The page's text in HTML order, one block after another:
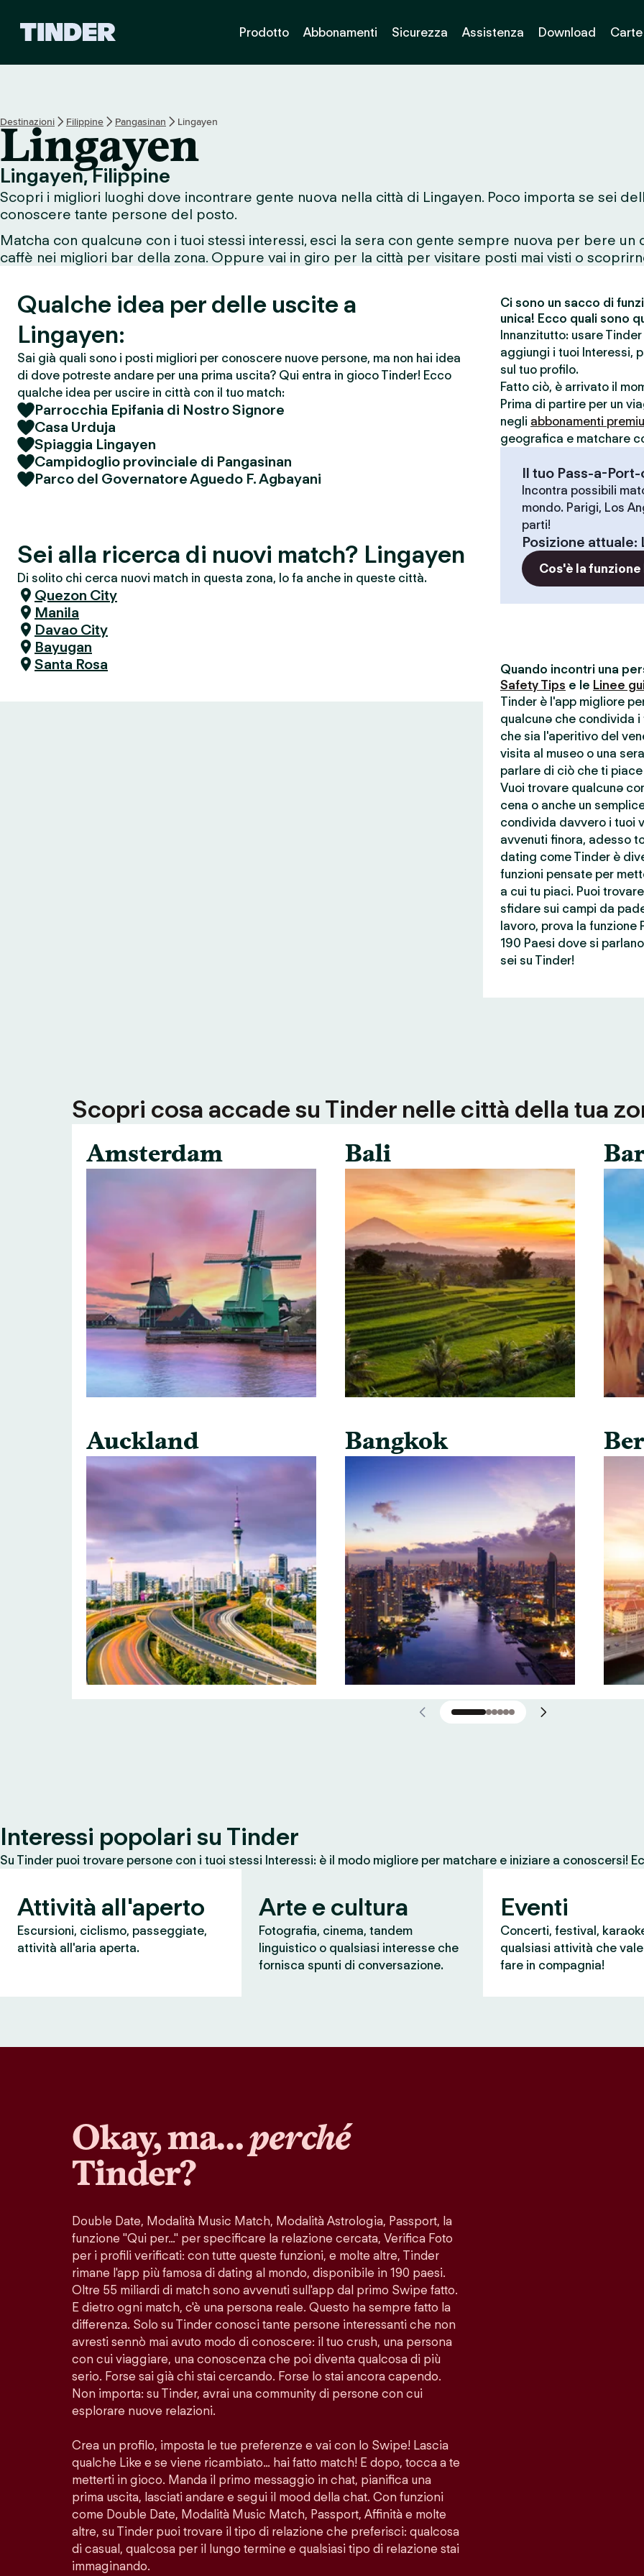
T
d
e
r
Prodotto Abbonamenti Sicurezza Assistenza Download
Destinazioni Filippine Pangasinan Lingayen
Lingayen
Lingayen, Filippine
Scopri i migliori luoghi dove incontrare gente nuova nella città di Lingayen. Poco importa se sei
conoscere tante persone del posto.
Matcha con qualcunə con i tuoi stessi interessi, esci la sera con gente sempre nuova per bere
caffè nei migliori bar della zona. Oppure vai in giro per la città per visitare posti mai visti o
Qualche idea per delle uscite a
Lingayen:
Sai già quali sono i posti migliori per conoscere nuove persone, ma non hai idea
di dove potreste andare per una prima uscita? Qui entra in gioco Tinder! Ecco
qualche idea per uscire in città con il tuo match:
Parrocchia Epifania di Nostro Signore
Casa Urduja
Spiaggia Lingayen
Campidoglio provinciale di Pangasinan
Parco del Governatore Aguedo F. Agbayani
Sei alla ricerca di nuovi match? Lingayen
Di solito chi cerca nuovi match in questa zona, lo fa anche in queste città.
Quezon City
Manila
Davao City
Bayugan
Santa Rosa
Ci sono un sacco di
unica! Ecco quali sono
Innanzitutto: usare
aggiungi i tuoi Interessi,
sul tuo profilo.
Fatto ciò, è arrivato il
Prima di partire per un
negli abbonamenti
geografica e matchare
Il tuo Pass-a-
Incontra possibili
mondo. Parigi, Los
parti!
Posizione attuale:
Cos'è la
Quando incontri una
Safety Tips e le Linee
Tinder è l'app migliore
qualcunə che condivida
che sia l'aperitivo del
visita al museo o una
parlare di ciò che ti
Vuoi trovare qualcunə
cena o anche un
condivida davvero i tuoi
avvenuti finora, adesso
dating come Tinder è
funzioni pensate per
a cui tu piaci. Puoi
sfidare sui campi da
lavoro, prova la
190 Paesi dove si
sei su Tinder!
Scopri cosa accade su Tinder nelle città della tua
Amsterdam
Auckland
Bali
Bangkok
Interessi popolari su Tinder
Su Tinder puoi trovare persone con i tuoi stessi Interessi: è il modo migliore per matchare e iniziare a conoscersi!
Attività all'aperto
Escursioni, ciclismo, passeggiate,
attività all'aria aperta.
Arte e cultura
Fotografia, cinema, tandem
linguistico o qualsiasi interesse che
fornisca spunti di conversazione.
Eventi
Concerti, festival,
qualsiasi attività che
fare in compagnia!
Okay, ma…perché
Tinder?
Double Date, Modalità Music Match, Modalità Astrologia, Passport, la
funzione "Qui per…" per specificare la relazione cercata, Verifica Foto
per i profili verificati: con tutte queste funzioni, e molte altre, Tinder
rimane l'app più famosa di dating al mondo, disponibile in 190 paesi.
Oltre 55 miliardi di match sono avvenuti sull'app dal primo Swipe fatto.
E dietro ogni match, c'è una persona reale. Questo ha sempre fatto la
differenza. Solo su Tinder conosci tante persone interessanti che non
avresti sennò mai avuto modo di conoscere: il tuo crush, una persona
con cui viaggiare, una conoscenza che poi diventa qualcosa di più
serio. Forse sai già chi stai cercando. Forse lo stai ancora capendo.
Non importa: su Tinder, avrai una community di persone con cui
esplorare nuove relazioni.
Crea un profilo, imposta le tue preferenze e vai con lo Swipe! Lascia
qualche Like e se viene ricambiato… hai fatto match! E dopo, tocca a te
metterti in gioco. Manda il primo messaggio in chat, pianifica una
prima uscita, lasciati andare e segui il mood della chat. Con funzioni
come Double Date, Modalità Music Match, Passport, Affinità e molte
altre, su Tinder puoi trovare il tipo di relazione che preferisci: qualcosa
di casual, qualcosa per il lungo termine e qualsiasi tipo di relazione stai
immaginando.